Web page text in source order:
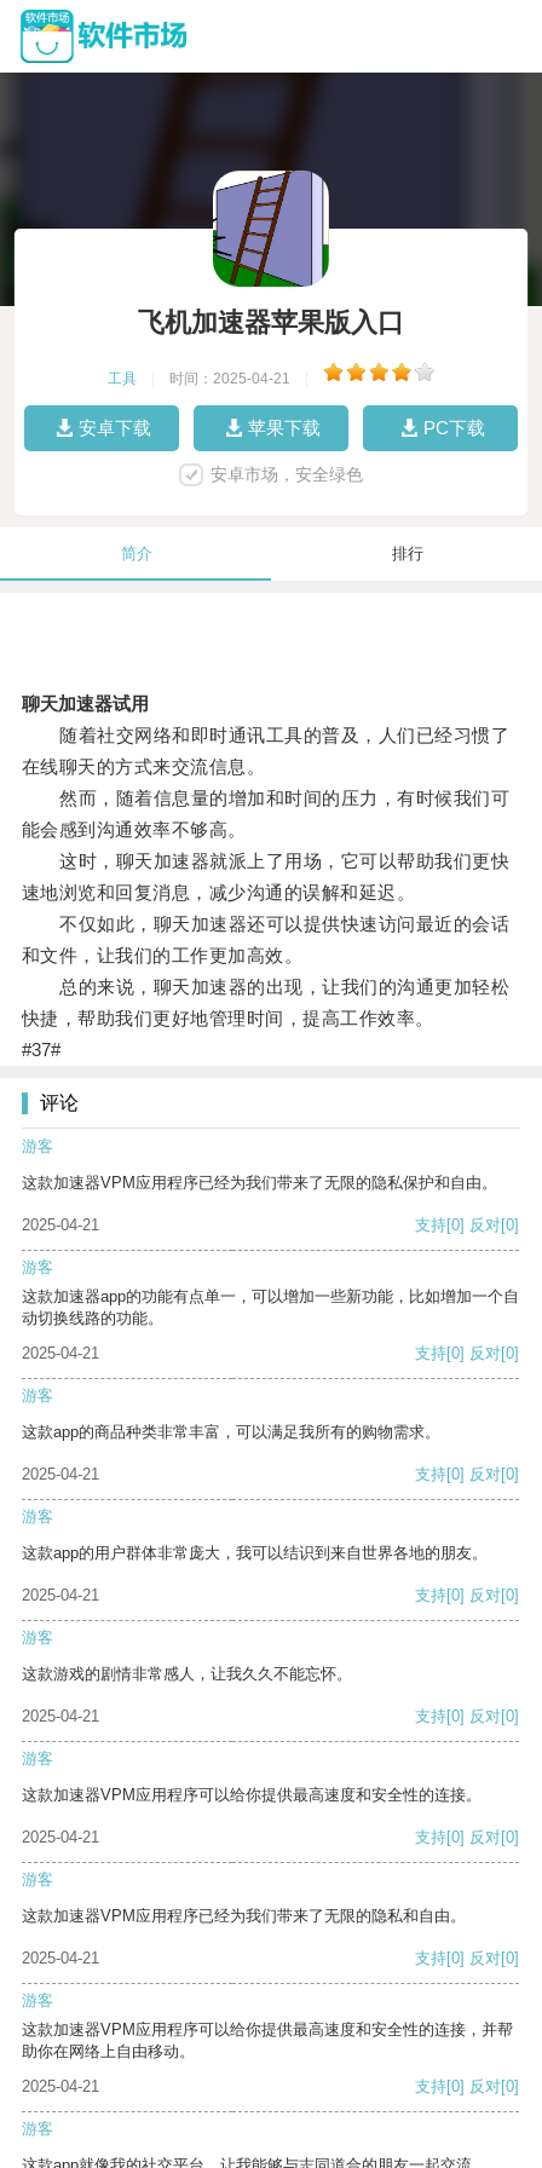
飞机加速器苹果版入口
工具 时间：2025-04-21
安卓下载 苹果下载 PC下载
安卓市场，安全绿色
简介 排行
聊天加速器试用
随着社交网络和即时通讯工具的普及，人们已经习惯了
在线聊天的方式来交流信息。
然而，随着信息量的增加和时间的压力，有时候我们可
能会感到沟通效率不够高。
这时，聊天加速器就派上了用场，它可以帮助我们更快
速地浏览和回复消息，减少沟通的误解和延迟。
不仅如此，聊天加速器还可以提供快速访问最近的会话
和文件，让我们的工作更加高效。
总的来说，聊天加速器的出现，让我们的沟通更加轻松
快捷，帮助我们更好地管理时间，提高工作效率。
#37#
评论
游客
这款加速器VPM应用程序已经为我们带来了无限的隐私保护和自由。
2025-04-21 支持[0] 反对[0]
游客
这款加速器app的功能有点单一，可以增加一些新功能，比如增加一个自
动切换线路的功能。
2025-04-21
支持[0] 反对[0]
游客
这款app的商品种类非常丰富，可以满足我所有的购物需求。
2025-04-21 支持[0] 反对[0]
游客
这款app的用户群体非常庞大，我可以结识到来自世界各地的朋友。
2025-04-21 支持[0] 反对[0]
游客
这款游戏的剧情非常感人，让我久久不能忘怀。
2025-04-21 支持[0] 反对[0]
游客
这款加速器VPM应用程序可以给你提供最高速度和安全性的连接。
2025-04-21 支持[0] 反对[0]
游客
这款加速器VPM应用程序已经为我们带来了无限的隐私和自由。
2025-04-21 支持[0] 反对[0]
游客
这款加速器VPM应用程序可以给你提供最高速度和安全性的连接，并帮
助你在网络上自由移动。
2025-04-21
支持[0] 反对[0]
游客